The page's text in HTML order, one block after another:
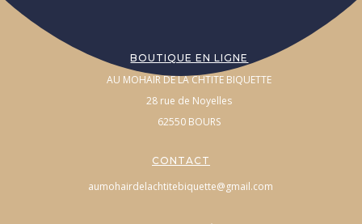
BOUTIQUE EN LIGNE
AU MOHAIR DE LA CHTITE BIQUETTE
28 rue de Noyelles
62550 BOURS
CONTACT
aumohairdelachtitebiquette@gmail.com